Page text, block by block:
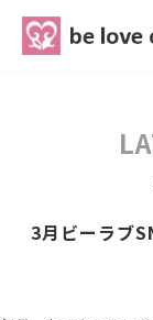
3月ビーラブ